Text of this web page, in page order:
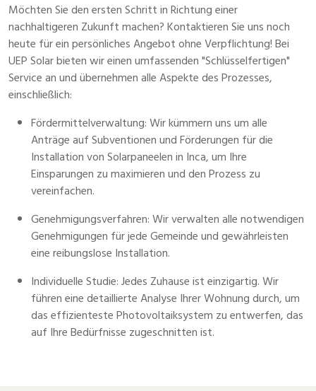
Möchten Sie den ersten Schritt in Richtung einer
nachhaltigeren Zukunft machen? Kontaktieren Sie uns noch
heute für ein persönliches Angebot ohne Verpflichtung! Bei
UEP Solar bieten wir einen umfassenden "Schlüsselfertigen"
Service an und übernehmen alle Aspekte des Prozesses,
einschließlich:
Fördermittelverwaltung: Wir kümmern uns um alle
Anträge auf Subventionen und Förderungen für die
Installation von Solarpaneelen in Inca, um Ihre
Einsparungen zu maximieren und den Prozess zu
vereinfachen.
Genehmigungsverfahren: Wir verwalten alle notwendigen
Genehmigungen für jede Gemeinde und gewährleisten
eine reibungslose Installation.
Individuelle Studie: Jedes Zuhause ist einzigartig. Wir
führen eine detaillierte Analyse Ihrer Wohnung durch, um
das effizienteste Photovoltaiksystem zu entwerfen, das
auf Ihre Bedürfnisse zugeschnitten ist.